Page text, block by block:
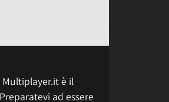
è il
ad essere